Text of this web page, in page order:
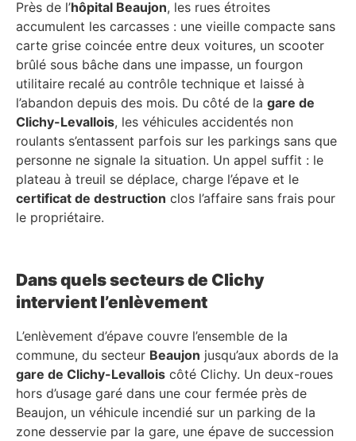
Près de l’hôpital Beaujon, les rues étroites
accumulent les carcasses : une vieille compacte sans
carte grise coincée entre deux voitures, un scooter
brûlé sous bâche dans une impasse, un fourgon
utilitaire recalé au contrôle technique et laissé à
l’abandon depuis des mois. Du côté de la gare de
Clichy-Levallois, les véhicules accidentés non
roulants s’entassent parfois sur les parkings sans que
personne ne signale la situation. Un appel suffit : le
plateau à treuil se déplace, charge l’épave et le
certificat de destruction clos l’affaire sans frais pour
le propriétaire.
Dans quels secteurs de Clichy
intervient l’enlèvement
L’enlèvement d’épave couvre l’ensemble de la
commune, du secteur Beaujon jusqu’aux abords de la
gare de Clichy-Levallois côté Clichy. Un deux-roues
hors d’usage garé dans une cour fermée près de
Beaujon, un véhicule incendié sur un parking de la
zone desservie par la gare, une épave de succession